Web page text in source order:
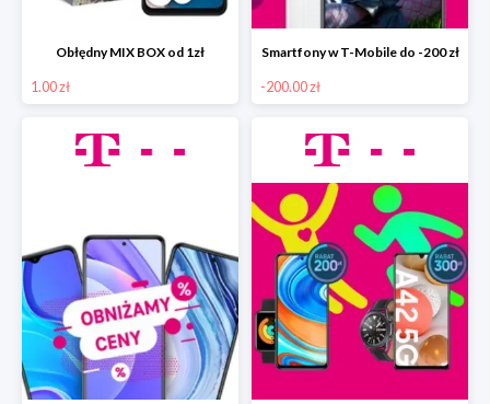
Obłędny MIX BOX od 1zł
1.00 zł
Smartfony w T-Mobile do -200 zł
-200.00 zł